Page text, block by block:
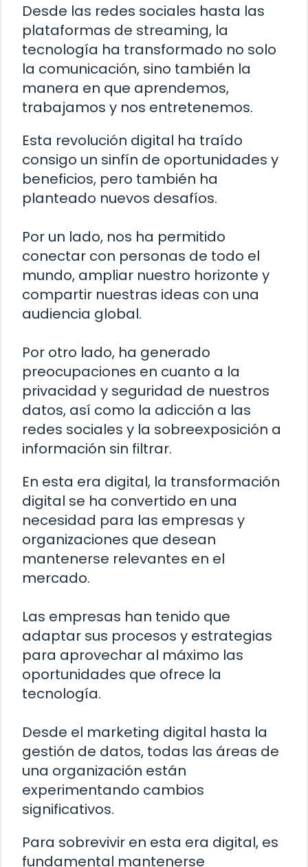
Desde las redes sociales hasta las
plataformas de streaming, la
tecnología ha transformado no solo
la comunicación, sino también la
manera en que aprendemos,
trabajamos y nos entretenemos.
Esta revolución digital ha traído
consigo un sinfín de oportunidades y
beneficios, pero también ha
planteado nuevos desafíos.
Por un lado, nos ha permitido
conectar con personas de todo el
mundo, ampliar nuestro horizonte y
compartir nuestras ideas con una
audiencia global.
Por otro lado, ha generado
preocupaciones en cuanto a la
privacidad y seguridad de nuestros
datos, así como la adicción a las
redes sociales y la sobreexposición a
información sin filtrar.
En esta era digital, la transformación
digital se ha convertido en una
necesidad para las empresas y
organizaciones que desean
mantenerse relevantes en el
mercado.
Las empresas han tenido que
adaptar sus procesos y estrategias
para aprovechar al máximo las
oportunidades que ofrece la
tecnología.
Desde el marketing digital hasta la
gestión de datos, todas las áreas de
una organización están
experimentando cambios
significativos.
Para sobrevivir en esta era digital, es
fundamental mantenerse